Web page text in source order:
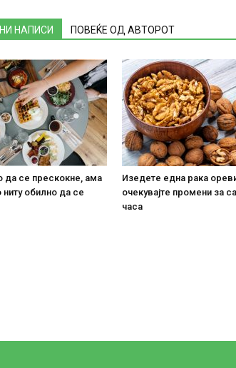
НАПИСИ ПОВЕЌЕ ОД АВТОРОТ
да се прескокне, ама
обилно да се
Изедете една рака
очекувајте промени за
часа